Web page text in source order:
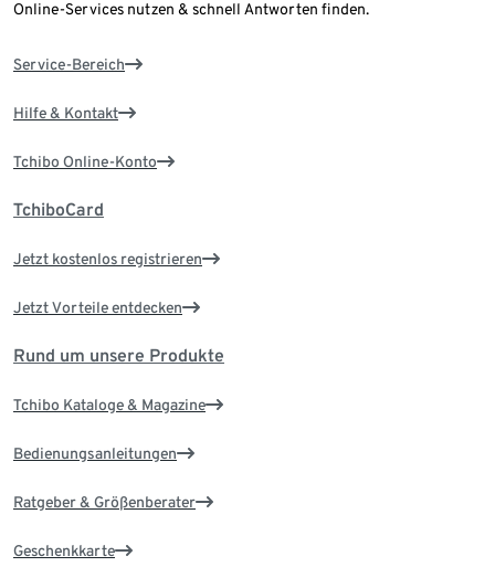
Online-Services nutzen & schnell Antworten finden.
Service-Bereich
Hilfe & Kontakt
Tchibo Online-Konto
TchiboCard
Jetzt kostenlos registrieren
Jetzt Vorteile entdecken
Rund um unsere Produkte
Tchibo Kataloge & Magazine
Bedienungsanleitungen
Ratgeber & Größenberater
Geschenkkarte